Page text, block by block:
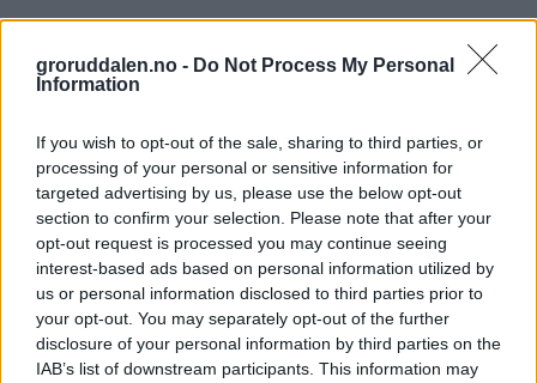
groruddalen.no - Do Not Process My Personal
Information
If you wish to opt-out of the sale, sharing to third parties, or
processing of your personal or sensitive information for
targeted advertising by us, please use the below opt-out
section to confirm your selection. Please note that after your
opt-out request is processed you may continue seeing
interest-based ads based on personal information utilized by
us or personal information disclosed to third parties prior to
your opt-out. You may separately opt-out of the further
disclosure of your personal information by third parties on the
IAB’s list of downstream participants. This information may